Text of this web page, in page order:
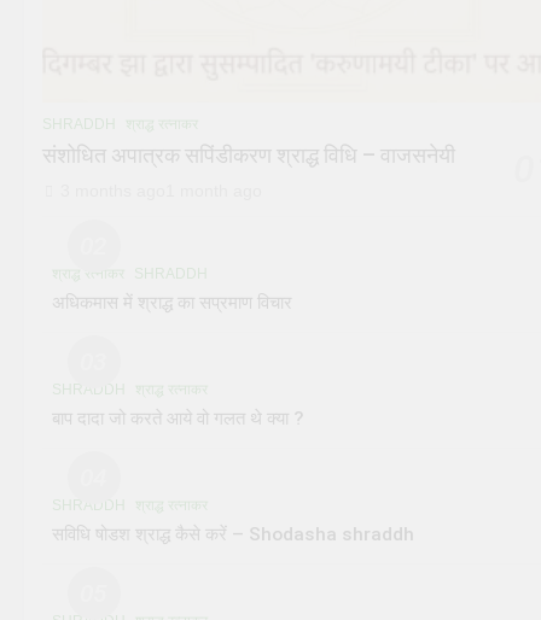
SHRADDH श्राद्ध रत्नाकर
संशोधित अपात्रक सपिंडीकरण श्राद्ध विधि – वाजसनेयी
श्राद्ध रत्नाकर SHRADDH
अधिकमास में श्राद्ध का सप्रमाण विचार
SHRADDH श्राद्ध रत्नाकर
बाप दादा जो करते आये वो गलत थे क्या ?
SHRADDH श्राद्ध रत्नाकर
सविधि षोडश श्राद्ध कैसे करें – Shodasha shraddh